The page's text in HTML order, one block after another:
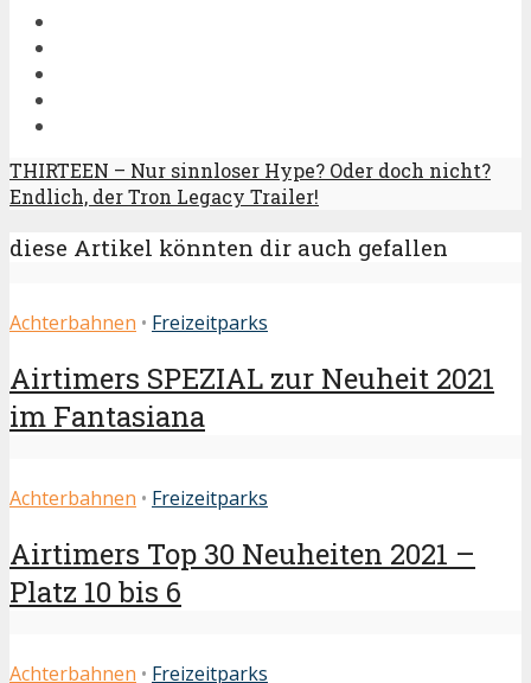
THIRTEEN – Nur sinnloser Hype? Oder doch nicht?
Endlich, der Tron Legacy Trailer!
diese Artikel könnten dir auch gefallen
Achterbahnen • Freizeitparks
Airtimers SPEZIAL zur Neuheit 2021
im Fantasiana
Achterbahnen • Freizeitparks
Airtimers Top 30 Neuheiten 2021 –
Platz 10 bis 6
Achterbahnen • Freizeitparks